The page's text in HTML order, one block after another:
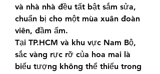
và nhà nhà đều tất bật sắm sửa,
chuẩn bị cho một mùa xuân đoàn
viên, đầm ấm.
Tại TP.HCM và khu vực Nam Bộ,
sắc vàng rực rỡ của hoa mai là
biểu tượng không thể thiếu trong